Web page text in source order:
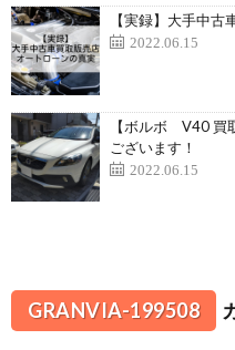
【実録】大手中
2022.06.15
【ボルボ V40 買
ございます！
2022.06.15
GRANVIA-199508